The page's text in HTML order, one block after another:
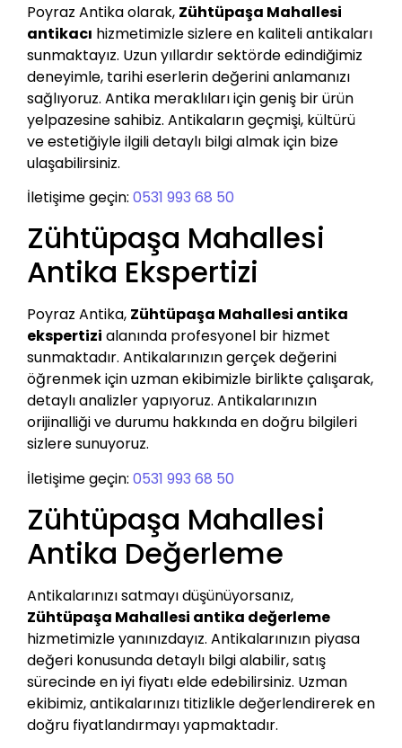
Poyraz Antika olarak, Zühtüpaşa Mahallesi
antikacı hizmetimizle sizlere en kaliteli antikaları
sunmaktayız. Uzun yıllardır sektörde edindiğimiz
deneyimle, tarihi eserlerin değerini anlamanızı
sağlıyoruz. Antika meraklıları için geniş bir ürün
yelpazesine sahibiz. Antikaların geçmişi, kültürü
ve estetiğiyle ilgili detaylı bilgi almak için bize
ulaşabilirsiniz.
İletişime geçin: 0531 993 68 50
Zühtüpaşa Mahallesi
Antika Ekspertizi
Poyraz Antika, Zühtüpaşa Mahallesi antika
ekspertizi alanında profesyonel bir hizmet
sunmaktadır. Antikalarınızın gerçek değerini
öğrenmek için uzman ekibimizle birlikte çalışarak,
detaylı analizler yapıyoruz. Antikalarınızın
orijinalliği ve durumu hakkında en doğru bilgileri
sizlere sunuyoruz.
İletişime geçin: 0531 993 68 50
Zühtüpaşa Mahallesi
Antika Değerleme
Antikalarınızı satmayı düşünüyorsanız,
Zühtüpaşa Mahallesi antika değerleme
hizmetimizle yanınızdayız. Antikalarınızın piyasa
değeri konusunda detaylı bilgi alabilir, satış
sürecinde en iyi fiyatı elde edebilirsiniz. Uzman
ekibimiz, antikalarınızı titizlikle değerlendirerek en
doğru fiyatlandırmayı yapmaktadır.